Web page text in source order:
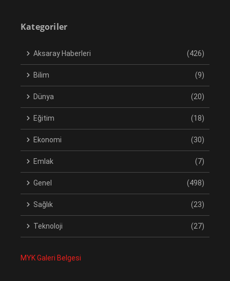
Kategoriler
Aksaray Haberleri (426)
Bilim (9)
Dünya (20)
Eğitim (18)
Ekonomi (30)
Emlak (7)
Genel (498)
Sağlık (23)
Teknoloji (27)
MYK Galeri Belgesi